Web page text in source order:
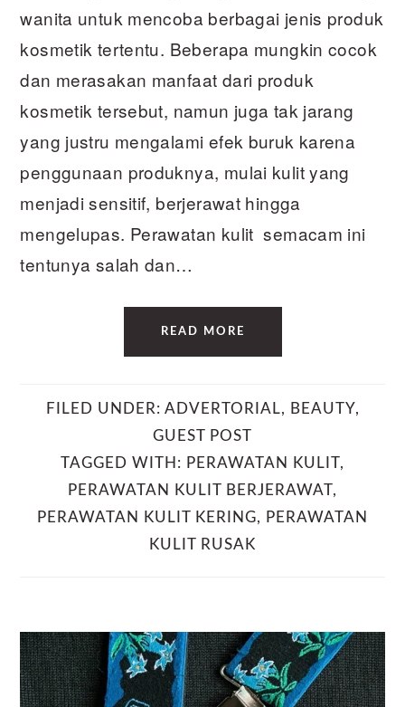
wanita untuk mencoba berbagai jenis produk
kosmetik tertentu. Beberapa mungkin cocok
dan merasakan manfaat dari produk
kosmetik tersebut, namun juga tak jarang
yang justru mengalami efek buruk karena
penggunaan produknya, mulai kulit yang
menjadi sensitif, berjerawat hingga
mengelupas. Perawatan kulit semacam ini
tentunya salah dan…
READ MORE
FILED UNDER: ADVERTORIAL, BEAUTY,
GUEST POST
TAGGED WITH: PERAWATAN KULIT,
PERAWATAN KULIT BERJERAWAT,
PERAWATAN KULIT KERING, PERAWATAN
KULIT RUSAK